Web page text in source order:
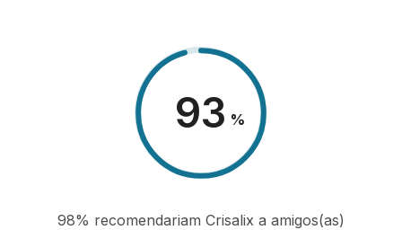
98 %
98% recomendariam Crisalix a amigos(as)